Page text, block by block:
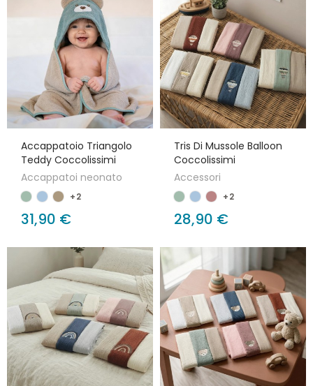
Accappatoio Triangolo
Teddy Coccolissimi
Accappatoi neonato
+2
31,90 €
Tris Di Mussole Balloon
Coccolissimi
Accessori
+2
28,90 €